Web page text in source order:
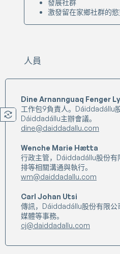
發展社群
激發留在家鄉社群的慾
人員
Dine Arnannguaq Fenger
工作包9負責人。Dáiddadállu
Dáiddadállu主辦會議。
dine@daiddadallu.com
Wenche Marie Hætta
行政主管，Dáiddadállu股份有
排等相關溝通與執行。
wm@daiddadallu.com
Carl Johan Utsi
傳訊，Dáiddadállu股份有限公
媒體等事務。
cj@daiddadallu.com